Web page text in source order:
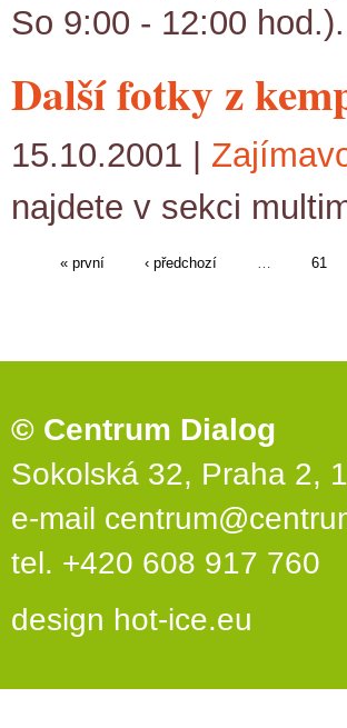
So 9:00 - 12:00 hod.).
Další fotky z
15.10.2001 |
najdete v sekci
« první ‹ předchozí … 61
© Centrum Dialog
Sokolská 32, Praha 2,
e-mail
tel. +420 608 917 760
design hot-ice.eu